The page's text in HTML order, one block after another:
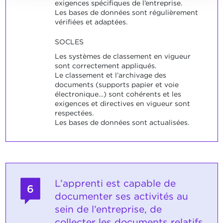
exigences spécifiques de l’entreprise.
Les bases de données sont régulièrement
vérifiées et adaptées.
SOCLES
Les systèmes de classement en vigueur
sont correctement appliqués.
Le classement et l’archivage des
documents (supports papier et voie
électronique…) sont cohérents et les
exigences et directives en vigueur sont
respectées.
Les bases de données sont actualisées.
6
L’apprenti est capable de
documenter ses activités au
sein de l’entreprise, de